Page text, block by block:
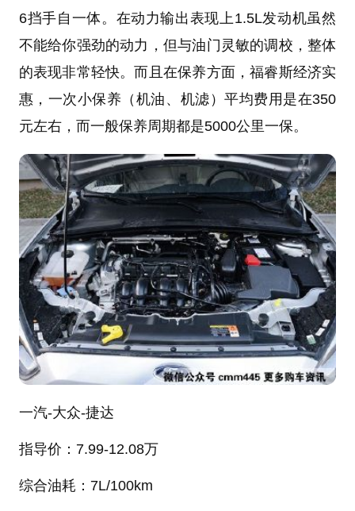
6挡手自一体。在动力输出表现上1.5L发动机虽然
不能给你强劲的动力，但与油门灵敏的调校，整体
的表现非常轻快。而且在保养方面，福睿斯经济实
惠，一次小保养（机油、机滤）平均费用是在350
元左右，而一般保养周期都是5000公里一保。
一汽-大众-捷达
指导价：7.99-12.08万
综合油耗：7L/100km